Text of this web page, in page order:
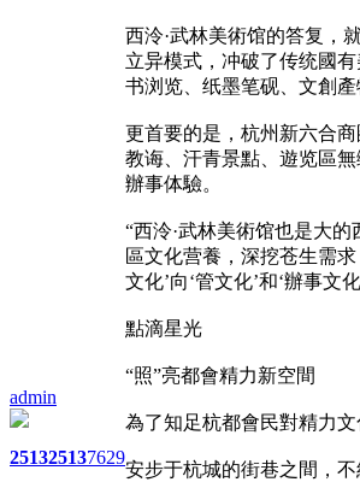
admin
251325137629
西泠·武林美術馆的答复，
立异模式，冲破了传统國
书浏览、纸墨笔砚、文創
更首要的是，杭州新六合
教诲、汗青景點、遊览區
辦事体驗。
“西泠·武林美術馆也是大
區文化营養，深挖苍生需
文化’向‘管文化’和‘辦事文
點滴星光
“照”亮都會精力新空間
為了知足杭都會民對精力
安步于杭城的街巷之間，